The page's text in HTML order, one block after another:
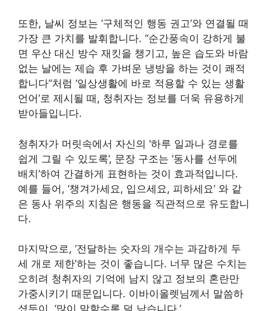
또한, 날씨 정보는 ‘구체적인 행동 권고’와 연결될 때
가장 큰 가치를 발휘합니다. “순간풍속이 강하게 불
면 우산 대신 방수 재킷을 챙기고, 높은 습도와 바람
없는 날에는 제습 후 가벼운 냉방을 하는 것이 쾌적
합니다”처럼 ‘일상생활에 바로 적용할 수 있는 생활
언어’로 제시될 때, 청취자는 정보를 더욱 유용하게
받아들입니다.
청취자가 머릿속에서 자신의 ‘하루 일과나 경로를
쉽게 그릴 수 있도록’, 문장 구조는 ‘동사를 선두에
배치’하여 간결하게 표현하는 것이 효과적입니다.
예를 들어, ‘챙겨가세요, 입으세요, 피하세요’ 와 같
은 동사 위주의 지침은 행동을 직관적으로 유도합니
다.
마지막으로, ‘전달하는 숫자의 개수는 과감하게 두
세 개로 제한’하는 것이 좋습니다. 너무 많은 수치는
오히려 청취자의 기억에 남지 않고 정보의 혼란만
가중시키기 때문입니다. 이바이올렛님께서 말씀하